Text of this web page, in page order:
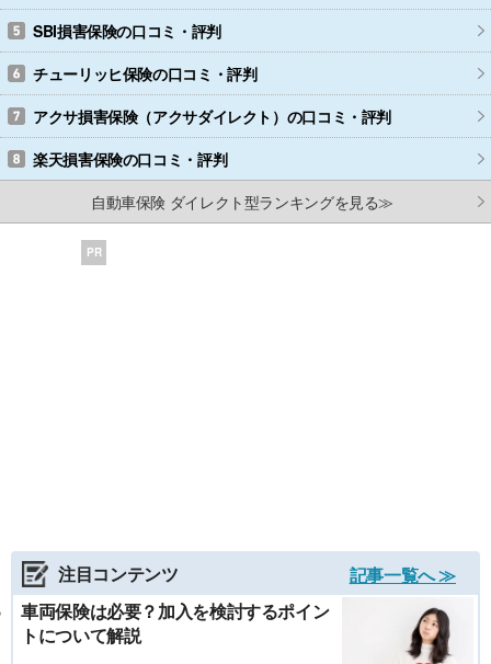
SBI損害保険の口コミ・評判
チューリッヒ保険の口コミ・評判
アクサ損害保険（アクサダイレクト） の口コミ・評判
楽天損害保険の口コミ・評判
自動車保険 ダイレクト型ランキングを見る≫
PR
注目コンテンツ
記事一覧へ ≫
車両保険は必要？加入を検討するポイン
トについて解説